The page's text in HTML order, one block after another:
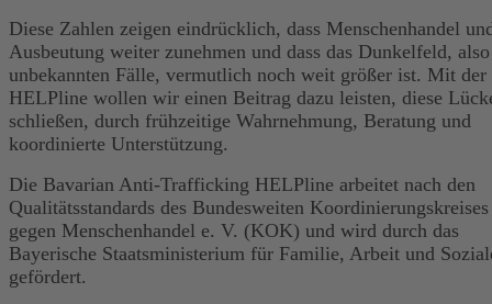
Diese Zahlen zeigen eindrücklich, dass Menschenhandel
Ausbeutung weiter zunehmen und dass das Dunkelfeld,
unbekannten Fälle, vermutlich noch weit größer ist. Mit der
HELPline wollen wir einen Beitrag dazu leisten, diese
schließen, durch frühzeitige Wahrnehmung, Beratung und
koordinierte Unterstützung.
Die Bavarian Anti-Trafficking HELPline arbeitet nach den
Qualitätsstandards des Bundesweiten Koordinierungskreises
gegen Menschenhandel e. V. (KOK) und wird durch das
Bayerische Staatsministerium für Familie, Arbeit und
gefördert.